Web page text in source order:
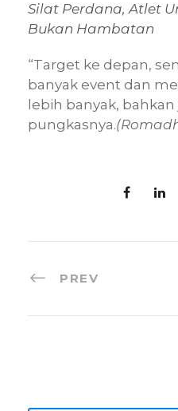
Silat Perdana, Atlet
Bukan Hambatan
“Target ke depan,
banyak event dan
lebih banyak,
pungkasnya.
PREV